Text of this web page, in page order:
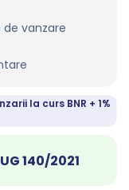
vanzare
la curs BNR + 1%
140/2021